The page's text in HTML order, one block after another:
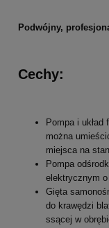
Podwójny,
Cechy:
Pompa i
można
miejsca na
Pompa
elektrycznym
Gięta
do krawędzi
ssącej w